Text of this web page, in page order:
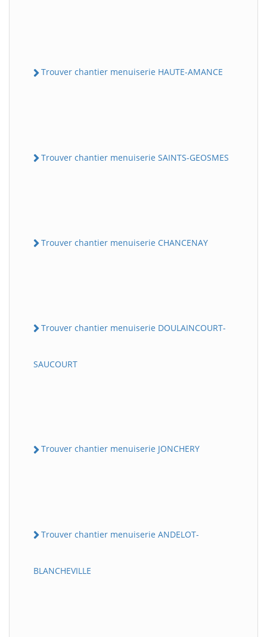
Trouver chantier menuiserie HAUTE-AMANCE
Trouver chantier menuiserie SAINTS-GEOSMES
Trouver chantier menuiserie CHANCENAY
Trouver chantier menuiserie DOULAINCOURT-
SAUCOURT
Trouver chantier menuiserie JONCHERY
Trouver chantier menuiserie ANDELOT-
BLANCHEVILLE